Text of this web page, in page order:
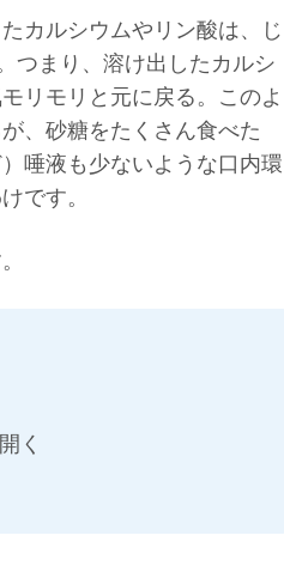
カルシウムやリン酸は、じ
つまり、溶け出したカルシ
リモリと元に戻る。このよ
、砂糖をたくさん食べた
唾液も少ないような口内環
です。
く